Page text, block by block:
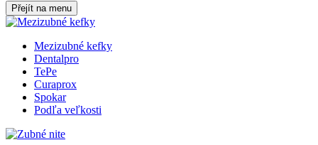
Přejít na menu
Mezizubné kefky
Dentalpro
TePe
Curaprox
Spokar
Podľa veľkosti